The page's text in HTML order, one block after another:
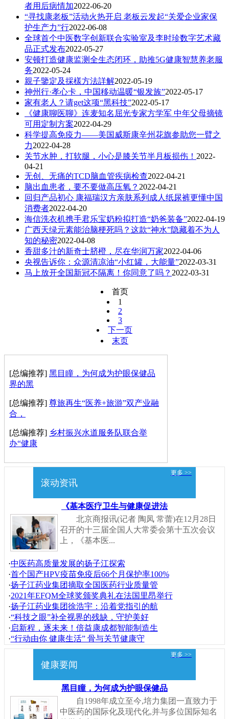
者用后病情加2022-06-20
“寻找康老板”活动火热开启 老板云发起“关爱企业家保
护生产力”行2022-06-08
全球首个中医数字创新联合实验室及李时珍数字艺术藏
品正式发布2022-05-27
安顿打造健康监测全生态闭环，助推5G健康智慧养老服
务2022-05-24
親子鑒定及採樣方法詳解2022-05-19
神州行·孝心卡，中国移动温暖“银发族”2022-05-17
家有老人？请get这项“黑科技”2022-05-17
《健康聊医聊》连麦知名屈光专家方学军 中年父母摘镜
可用定制方案2022-04-29
科学提高免疫力——美国威斯康辛州花旗参助您一臂之
力2022-04-28
关节水肿，打软腿，小心是膝关节半月板损伤！ 2022-
04-21
无创、无痛的TCD脑血管疾病检查2022-04-21
脑出血患者，要不要做高压氧？ 2022-04-21
回归产品初心 康福瑞汉方亲肤系列成人纸尿裤更懂中国
消费者2022-04-20
海信洗衣机携手君乐宝奶粉拟打造“奶爸装备”2022-04-19
广西天绿元素能治脑梗死吗？这款“神水”隐藏着不为人
知的秘密2022-04-08
香甜多汁的新奇士脐橙，尽在华润万家2022-04-06
央视告诉你：众源清凉油“小红罐，大能量”2022-03-31
马上放开全国新冠不隔离！你同意了吗？ 2022-03-31
首页
1
2
3
下一页
末页
[总编推荐] 黑目瞳，为何成为护眼保健品
界的黑
[总编推荐] 尊旅再生“医养+旅游”双产业融
合，
[总编推荐] 乡村振兴水道服务队联合举
办“健康
滚动资讯
更多 >>
《基本医疗卫生与健康促进法
北京商报讯(记者 陶凤 常蕾)在12月28日
召开的十三届全国人大常委会第十五次会议
上，《基本医...
·中医药高质量发展的扬子江探索
·首个国产HPV疫苗免疫后66个月保护率100%
·扬子江药业集团摘取全国医药行业质量管
·2021年EFQM全球奖颁奖典礼在法国里昂举行
·扬子江药业集团徐浩宇：沿着党指引的航
·“科技之眼”补全视界的残缺，守护美好
· 启新程，逐未来！倍益康成都智能制造生
·“行动由你 健康生活” 骨与关节健康守
健康要闻
更多 >>
黑目瞳，为何成为护眼保健品
自1998年成立至今,培力集团一直致力于
中医药的国际化及现代化,并与多位国际知名